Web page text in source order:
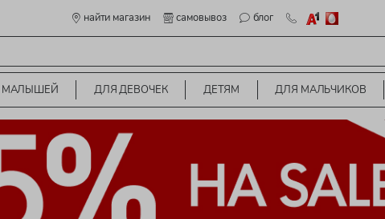
найти магазин самовывоз блог
МАЛЫШЕЙ ДЛЯ ДЕВОЧЕК ДЕТЯМ ДЛЯ МАЛЬЧИКОВ